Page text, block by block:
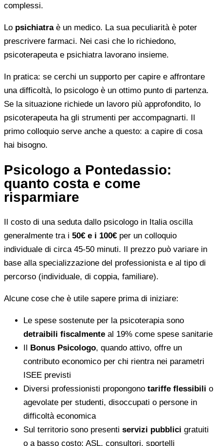
complessi.
Lo psichiatraè un medico. La sua peculiarità è poter
prescrivere farmaci. Nei casi che lo richiedono,
psicoterapeuta e psichiatra lavorano insieme.
In pratica: se cerchi un supporto per capire e affrontare
una difficoltà, lo psicologo è un ottimo punto di partenza.
Se la situazione richiede un lavoro più approfondito, lo
psicoterapeuta ha gli strumenti per accompagnarti. Il
primo colloquio serve anche a questo: a capire di cosa
hai bisogno.
Psicologo a Pontedassio:
quanto costa e come
risparmiare
Il costo di una seduta dallo psicologo in Italia oscilla
generalmente tra i 50€ e i 100€ per un colloquio
individuale di circa 45-50 minuti. Il prezzo può variare in
base alla specializzazione del professionista e al tipo di
percorso (individuale, di coppia, familiare).
Alcune cose che è utile sapere prima di iniziare:
Le spese sostenute per la psicoterapia sono
detraibili fiscalmente al 19% come spese sanitarie
Il Bonus Psicologo, quando attivo, offre un
contributo economico per chi rientra nei parametri
ISEE previsti
Diversi professionisti propongono tariffe flessibili o
agevolate per studenti, disoccupati o persone in
difficoltà economica
Sul territorio sono presenti servizi pubblici gratuiti
o a basso costo: ASL, consultori, sportelli